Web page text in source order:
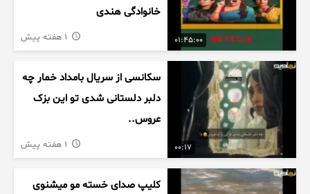
01:45:00
خانوادگی هندی
00:17
سکانسی از سریال بامداد خمار چه
دلبر دلستانی شدی تو این بزک
عروس..
کلیپ صدای خسته مو میشنوی